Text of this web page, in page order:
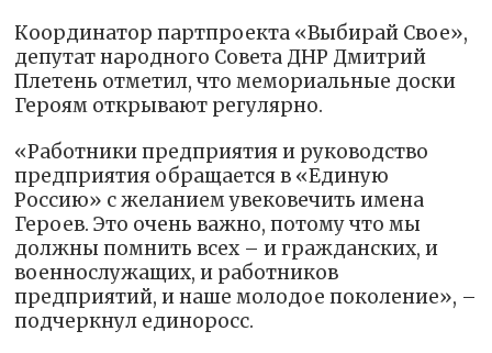
Координатор партпроекта «Выбирай Свое»,
депутат народного Совета ДНР Дмитрий
Плетень отметил, что мемориальные доски
Героям открывают регулярно.
«Работники предприятия и руководство
предприятия обращается в «Единую
Россию» с желанием увековечить имена
Героев. Это очень важно, потому что мы
должны помнить всех – и гражданских, и
военнослужащих, и работников
предприятий, и наше молодое поколение», –
подчеркнул единоросс.